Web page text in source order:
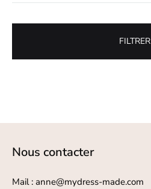
FILTRER
Nous contacter
Mail : anne@mydress-made.com